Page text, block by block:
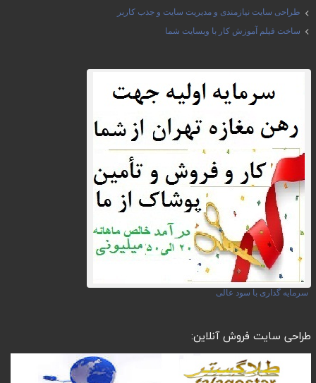
طراحی سایت نیازمندی و مدیریت سایت و جذب کاربر
ساخت فیلم آموزش کار با وبسایت شما
سرمایه گذاری با سود عالی
طراحی سایت فروش آنلاین: